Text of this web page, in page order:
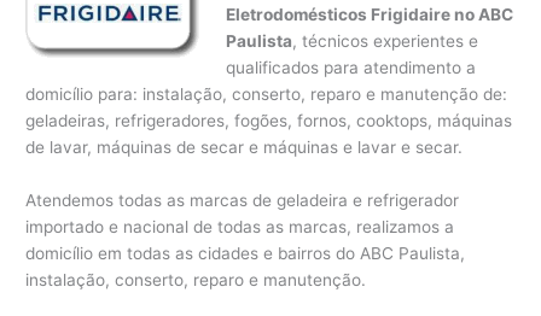
Eletrodomésticos Frigidaire no ABC
Paulista, técnicos experientes e
qualificados para atendimento a
domicílio para: instalação, conserto, reparo e manutenção de:
geladeiras, refrigeradores, fogões, fornos, cooktops, máquinas
de lavar, máquinas de secar e máquinas e lavar e secar.
Atendemos todas as marcas de geladeira e refrigerador
importado e nacional de todas as marcas, realizamos a
domicílio em todas as cidades e bairros do ABC Paulista,
instalação, conserto, reparo e manutenção.